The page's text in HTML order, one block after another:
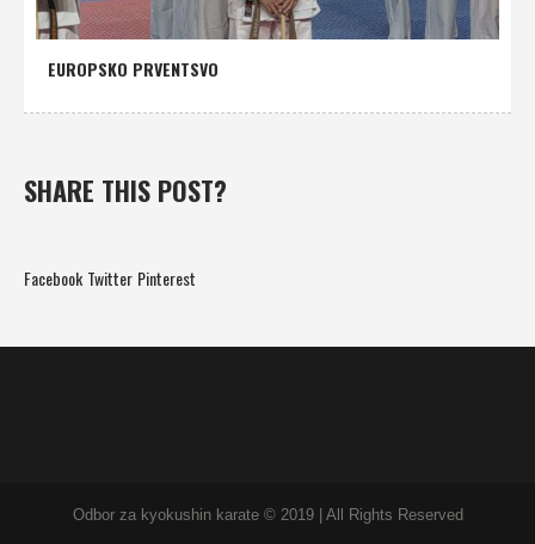
EUROPSKO PRVENTSVO
SHARE THIS POST?
Facebook Twitter Pinterest
Odbor za kyokushin karate © 2019 | All Rights Reserved